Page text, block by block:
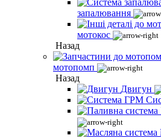
запалювання
мотокос
Назад
мотопомп
Назад
Двигун